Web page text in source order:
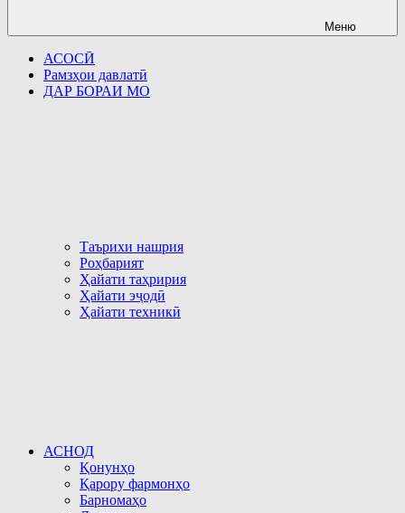
Меню
АСОСӢ
Рамзҳои давлатӣ
ДАР БОРАИ МО
Таърихи нашрия
Роҳбарият
Ҳайати таҳририя
Ҳайати эҷодӣ
Ҳайати техникӣ
АСНОД
Қонунҳо
Қарору фармонҳо
Барномаҳо